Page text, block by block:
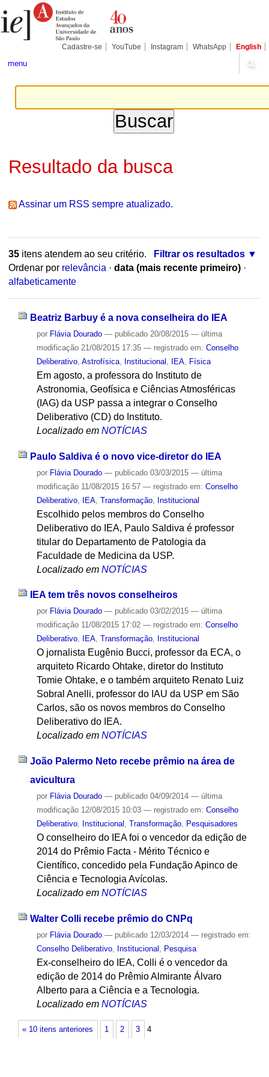
para
conteúdo.
Pessoais
Cadastre-se YouTube Instagram WhatsApp English
menu
Resultado da busca
Assinar um RSS sempre atualizado.
35itens atendem ao seu critério.
Filtrar os resultados
Ordenar por relevância · data (mais recente primeiro) ·
alfabeticamente
Beatriz Barbuy é a nova conselheira do IEA
por Flávia Dourado — publicado20/08/2015 — última
modificação21/08/2015 17:35 — registrado em: Conselho
Deliberativo, Astrofísica, Institucional IEA, Física
Em agosto, a professora do Instituto de
Astronomia, Geofísica e Ciências Atmosféricas
(IAG) da USP passa a integrar o Conselho
Deliberativo (CD) do Instituto.
Localizado em NOTÍCIAS
Paulo Saldiva é o novo vice-diretor do IEA
por Flávia Dourado — publicado03/03/2015 — última
modificação11/08/2015 16:57 — registrado em: Conselho
Deliberativo, IEA, Transformação, Institucional
Escolhido pelos membros do Conselho
Deliberativo do IEA, Paulo Saldiva é professor
titular do Departamento de Patologia da
Faculdade de Medicina da USP.
Localizado em NOTÍCIAS
IEA tem três novos conselheiros
por Flávia Dourado — publicado03/02/2015 — última
modificação11/08/2015 17:02 — registrado em: Conselho
Deliberativo, IEA, Transformação, Institucional
O jornalista Eugênio Bucci, professor da ECA, o
arquiteto Ricardo Ohtake, diretor do Instituto
Tomie Ohtake, e o também arquiteto Renato Luiz
Sobral Anelli, professor do IAU da USP em São
Carlos, são os novos membros do Conselho
Deliberativo do IEA.
Localizado em NOTÍCIAS
João Palermo Neto recebe prêmio na área de
avicultura
por Flávia Dourado — publicado04/09/2014 — última
modificação12/08/2015 10:03 — registrado em: Conselho
Deliberativo, Institucional , Transformação, Pesquisadores
O conselheiro do IEA foi o vencedor da edição de
2014 do Prêmio Facta - Mérito Técnico e
Científico, concedido pela Fundação Apinco de
Ciência e Tecnologia Avícolas.
Localizado em NOTÍCIAS
Walter Colli recebe prêmio do CNPq
por Flávia Dourado — publicado12/03/2014 — registrado em:
Conselho Deliberativo, Institucional Pesquisa
Ex-conselheiro do IEA, Colli é o vencedor da
edição de 2014 do Prêmio Almirante Álvaro
Alberto para a Ciência e a Tecnologia.
Localizado em NOTÍCIAS
« 10 itens anteriores 1 2 3 4